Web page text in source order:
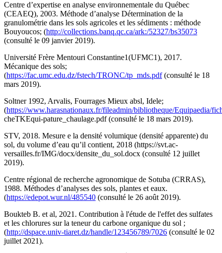
Centre d’expertise en analyse environnementale du Québec
(CEAEQ), 2003. Méthode d’analyse Détermination de la
granulométrie dans les sols agricoles et les sédiments : méthode
Bouyoucos; (http://collections.banq.qc.ca/ark:/52327/bs35073
(consulté le 09 janvier 2019).
Université Frère Mentouri Constantine1(UFMC1), 2017.
Mécanique des sols;
(https://fac.umc.edu.dz/fstech/TRONC/tp_mds.pdf(consulté le 18
mars 2019).
Soltner 1992, Arvalis, Fourrages Mieux absl, Idele;
(https://www.harasnationaux.fr/fileadmin/bibliotheque/Equipaedia/
cheTKEqui-pature_chaulage.pdf (consulté le 18 mars 2019).
STV, 2018. Mesure e la densité volumique (densité apparente) du
sol, du volume d’eau qu’il contient, 2018 (https://svt.ac-
versailles.fr/IMG/docx/densite_du_sol.docx (consulté 12 juillet
2019).
Centre régional de recherche agronomique de Sotuba (CRRAS),
1988. Méthodes d’analyses des sols, plantes et eaux.
(https://edepot.wur.nl/485540 (consulté le 26 août 2019).
Boukteb B. et al, 2021. Contribution à l'étude de l'effet des sulfates
et les chlorures sur la teneur du carbone organique du sol ;
(http://dspace.univ-tiaret.dz/handle/123456789/7026 (consulté le 02
juillet 2021).